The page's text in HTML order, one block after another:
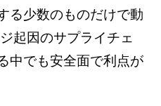
る少数のものだけで動
起因のサプライチェ
中でも安全面で利点が